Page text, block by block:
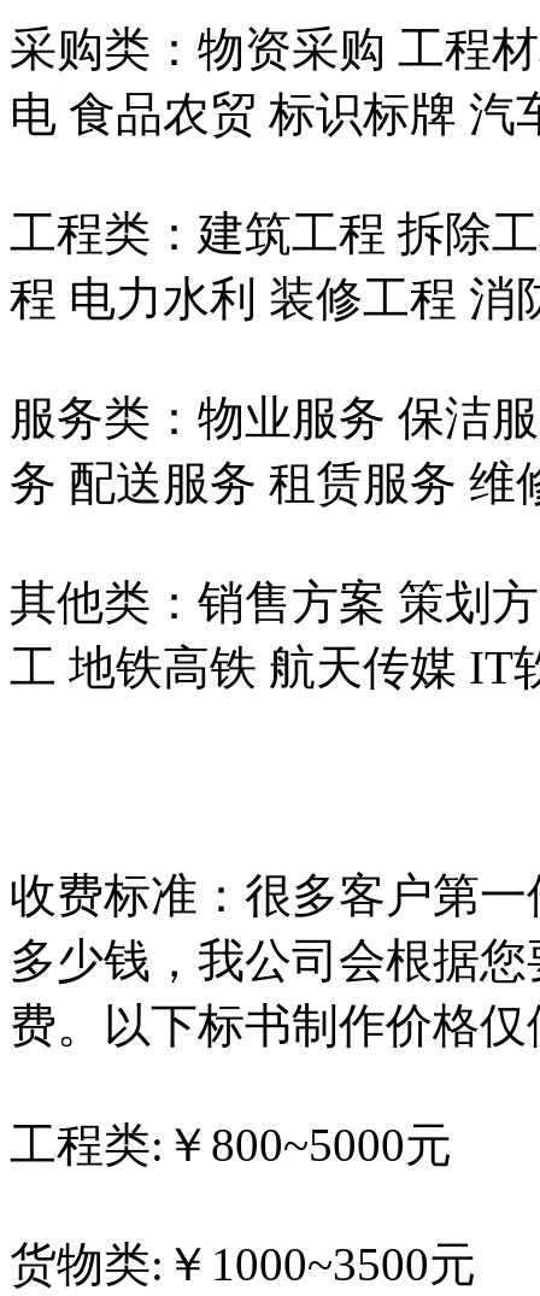
采购类：物资采购 工程
电 食品农贸 标识标牌 汽
工程类：建筑工程 拆除
程 电力水利 装修工程 消
服务类：物业服务 保洁
务 配送服务 租赁服务 维
其他类：销售方案 策划
工 地铁高铁 航天传媒 IT
收费标准：很多客户第
多少钱，我公司会根据
费。以下标书制作价格
工程类:￥800~5000元
货物类:￥1000~3500元